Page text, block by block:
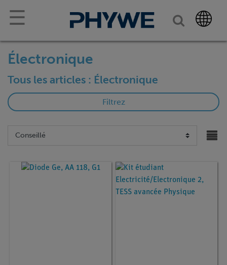
☰
Électronique
Tous les articles : Électronique
Filtrez